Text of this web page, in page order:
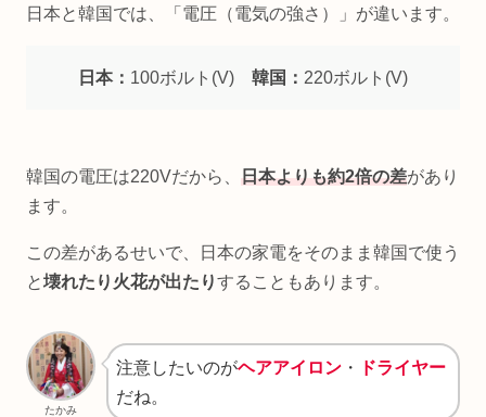
日本と韓国では、「電圧（電気の強さ）」が違います。
日本： 100ボルト(V) 韓国： 220ボルト(V)
韓国の電圧は220Vだから、 日本よりも約2倍の差があり
ます。
この差があるせいで、日本の家電をそのまま韓国で使う
と壊れたり火花が出たりすることもあります。
たかみ
注意したいのがヘアアイロン ・
ドライヤー
だね。